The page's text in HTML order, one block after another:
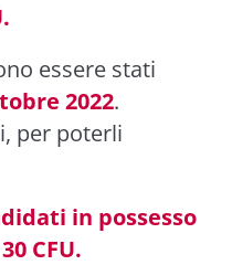
essere stati
2022.
per poterli
in possesso
CFU.